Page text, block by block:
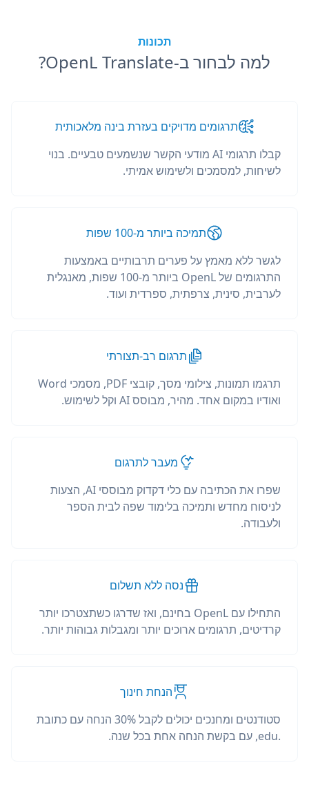
תכונות
למה לבחור ב-OpenL Translate?
תרגומים מדויקים בעזרת בינה מלאכותית
קבלו תרגומי AI מודעי הקשר שנשמעים טבעיים. בנוי
לשיחות, למסמכים ולשימוש אמיתי.
תמיכה ביותר מ-100 שפות
לגשר ללא מאמץ על פערים תרבותיים באמצעות
התרגומים של OpenL ביותר מ-100 שפות, מאנגלית
לערבית, סינית, צרפתית, ספרדית ועוד.
תרגום רב-תצורתי
תרגמו תמונות, צילומי מסך, קובצי PDF, מסמכי Word
ואודיו במקום אחד. מהיר, מבוסס AI וקל לשימוש.
מעבר לתרגום
שפרו את הכתיבה עם כלי דקדוק מבוססי AI, הצעות
לניסוח מחדש ותמיכה בלימוד שפה לבית הספר
ולעבודה.
נסה ללא תשלום
התחילו עם OpenL בחינם, ואז שדרגו כשתצטרכו יותר
קרדיטים, תרגומים ארוכים יותר ומגבלות גבוהות יותר.
הנחת חינוך
סטודנטים ומחנכים יכולים לקבל 30% הנחה עם כתובת
.edu, עם בקשת הנחה אחת בכל שנה.